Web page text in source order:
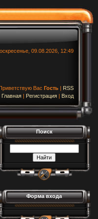
09.08.2026, 12:49
Вас Гость | RSS
Главная | Регистрация | Вход
Поиск
Форма входа